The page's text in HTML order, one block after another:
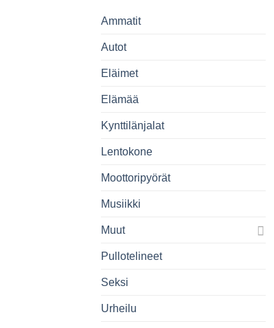
Ammatit
Autot
Eläimet
Elämää
Kynttilänjalat
Lentokone
Moottoripyörät
Musiikki
Muut
Pullotelineet
Seksi
Urheilu